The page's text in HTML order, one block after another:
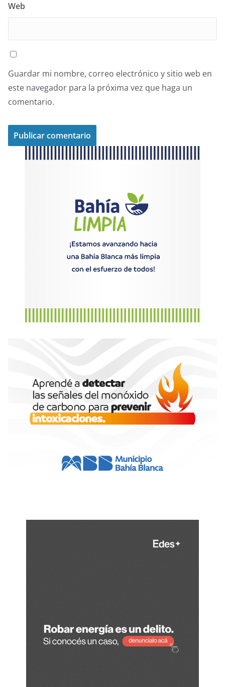
Web
Guardar mi nombre, correo electrónico y sitio web en
este navegador para la próxima vez que haga un
comentario.